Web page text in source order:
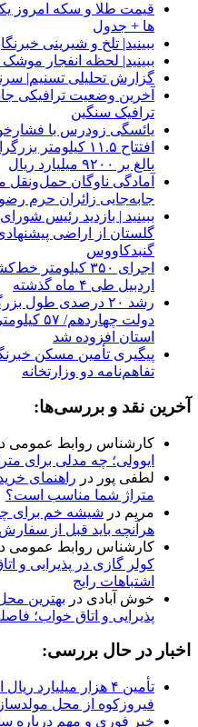
ها + جدول
ببینید| تلخ و شیرینی
ببینید| لحظه انفجار
گزارش تحلیلی تسنیم|
آخرین وضعیت ترافیکی
ترافیک سنگین
یائسگی زودرس با
افتتاح ۱۱.۵
بالغ بر ۹۲۰۰ میلیارد ریال
آمادگی ناوگان
جابه‌جایی زائران حرم
ببینید | بازدید رئیس
گلستان از اراضی
گنبدکاووس
اردبیل طی ۴ ماه گذشته
رشد ۲۰ درصدی طول
دولت
استان افزوده شد
پیگیری تأمین مسکن
تفاهم‌نامه دو وزارتخانه
آخرین نقد و بررسی‌ها:
کارشناس روابط عمومی
ایوولی؛ چه مدلی برای
لطفی پور در راهنمای
متراژ شما مناسب است؟
مریم در شیشه خم برای
هرآنچه باید قبل از سفارش
کارشناس روابط عمومی
کولر گازی در پذیرایی و
اشتباهات رایج
خوش آبادی در بهترین
پذیرایی و اتاق خواب؛
اخبار در حال بررسی:
تأمین ۴ هزار
فیروزکوه از محل
خبر فوری و مهم درباره